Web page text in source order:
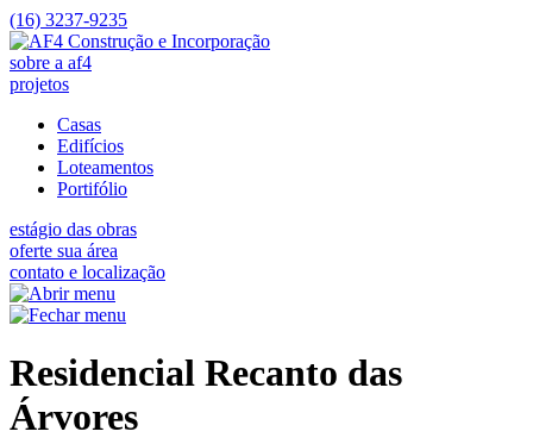
(16) 3237-9235
sobre a af4
projetos
Casas
Edifícios
Loteamentos
Portifólio
estágio das obras
oferte sua área
contato e localização
Residencial Recanto das
Árvores